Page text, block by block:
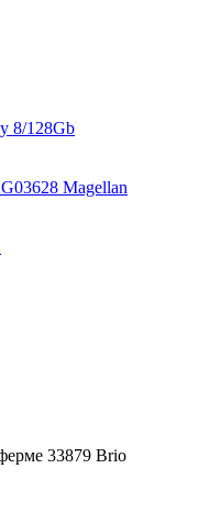
8/128Gb
Magellan
33879 Brio